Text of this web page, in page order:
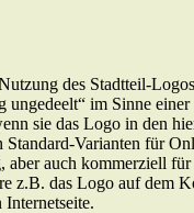
des Stadtteil-
ungedeelt“ im Sinne einer
sie das Logo in den
Standard-Varianten für
aber auch kommerziell
z.B. das Logo auf dem
Internetseite.